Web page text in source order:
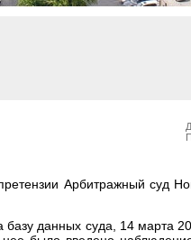
Арбитражный суд
данных суда, 14 марта